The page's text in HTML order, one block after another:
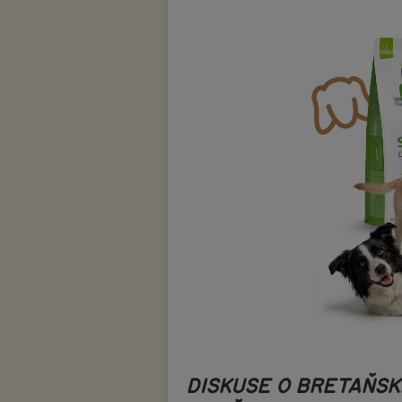
DISKUSE O